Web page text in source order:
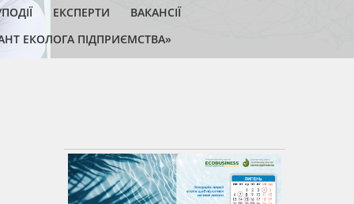
ЕКСПЕРТИ
ВАКАНСІЇ
ЕКОЛОГА ПІДПРИЄМСТВА»